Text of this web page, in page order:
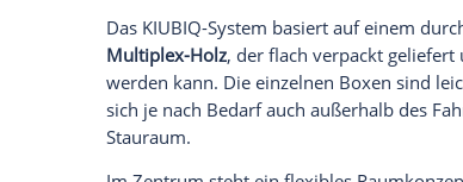
Die modulare Serie umfasst über
Layoutvarianten, die Bereiche
Module sind weitgehend
die Integration in den Innenraum